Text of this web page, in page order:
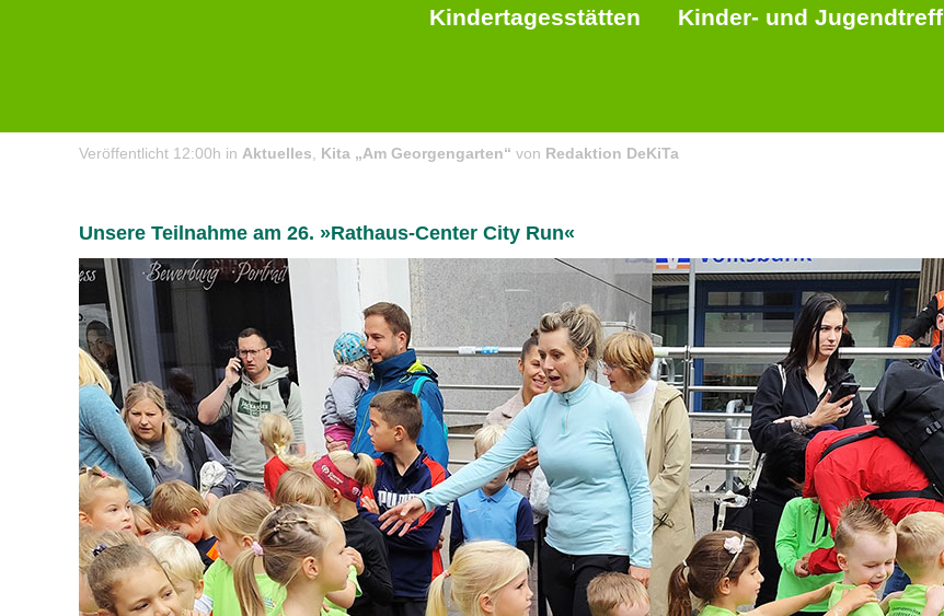
Kindertagesstätten Kinder- und Jugendtreff
Veröffentlicht 12:00h in Aktuelles Kita „Am Georgengarten“ von Redaktion DeKiTa
Unsere Teilnahme am 26. »Rathaus-Center City Run«